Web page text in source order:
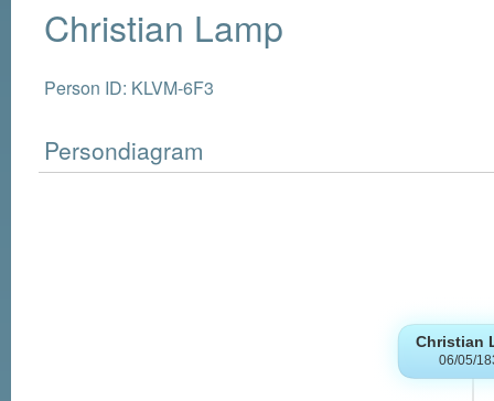
Christian Lamp
Person ID: KLVM-6F3
Persondiagram